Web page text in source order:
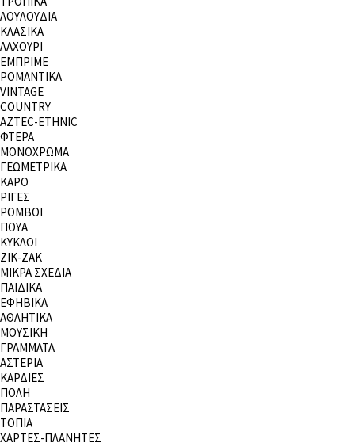
ΛΟΥΛΟΥΔΙΑ
ΚΛΑΣΙΚΑ
ΛΑΧΟΥΡΙ
ΕΜΠΡΙΜΕ
ΡΟΜΑΝΤΙΚΑ
VINTAGE
COUNTRY
AZTEC-ETHNIC
ΦΤΕΡΑ
ΜΟΝΟΧΡΩΜΑ
ΓΕΩΜΕΤΡΙΚΑ
ΚΑΡΟ
ΡΙΓΕΣ
ΡΟΜΒΟΙ
ΠΟΥΑ
ΚΥΚΛΟΙ
ΖΙΚ-ΖΑΚ
ΜΙΚΡΑ ΣΧΕΔΙΑ
ΠΑΙΔΙΚΑ
ΕΦΗΒΙΚΑ
ΑΘΛΗΤΙΚΑ
ΜΟΥΣΙΚΗ
ΓΡΑΜΜΑΤΑ
ΑΣΤΕΡΙΑ
ΚΑΡΔΙΕΣ
ΠΟΛΗ
ΠΑΡΑΣΤΑΣΕΙΣ
ΤΟΠΙΑ
ΧΑΡΤΕΣ-ΠΛΑΝΗΤΕΣ